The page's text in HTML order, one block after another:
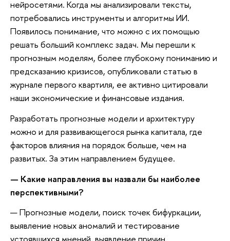
нейросетями. Когда мы анализировали тексты,
потребовались инструменты и алгоритмы ИИ.
Появилось понимание, что можно с их помощью
решать больший комплекс задач. Мы перешли к
прогнозным моделям, более глубокому пониманию и
предсказанию кризисов, опубликовали статью в
журнале первого квартиля, ее активно цитировали
наши экономические и финансовые издания.
Разработать прогнозные модели и архитектуру
можно и для развивающегося рынка капитала, где
факторов влияния на порядок больше, чем на
развитых. За этим направлением будущее.
— Какие направления вы назвали бы наиболее
перспективными?
— Прогнозные модели, поиск точек бифуркации,
выявление новых аномалий и тестирование